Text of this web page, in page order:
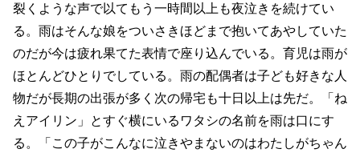
裂くような声で以てもう一時間以上も夜泣きを続けてい
る。雨はそんな娘をついさきほどまで抱いてあやしていた
のだが今は疲れ果てた表情で座り込んでいる。育児は雨が
ほとんどひとりでしている。雨の配偶者は子ども好きな人
物だが長期の出張が多く次の帰宅も十日以上は先だ。「ね
えアイリン」とすぐ横にいるワタシの名前を雨は口にす
る。「この子がこんなに泣きやまないのはわたしがちゃん